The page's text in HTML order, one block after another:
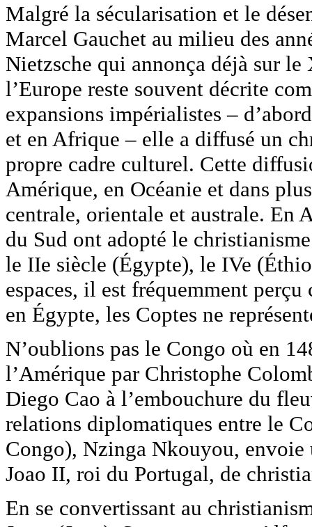
Malgré la sécularisation et le
Marcel Gauchet au milieu des
Nietzsche qui annonça déjà sur
l’Europe reste souvent décrite
expansions impérialistes –
et en Afrique – elle a diffusé un
propre cadre culturel. Cette
Amérique, en Océanie et dans
centrale, orientale et australe. En
du Sud ont adopté le
le IIe siècle (Égypte), le IVe
espaces, il est fréquemment
en Égypte, les Coptes ne
N’oublions pas le Congo où en
l’Amérique par Christophe
Diego Cao à l’embouchure du
relations diplomatiques entre le
Congo), Nzinga Nkouyou, envoie
Joao II, roi du Portugal, de
En se convertissant au